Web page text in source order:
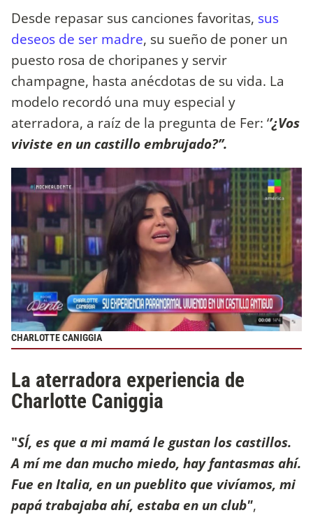
Desde repasar sus canciones favoritas, sus
deseos de ser madre, su sueño de poner un
puesto rosa de choripanes y servir
champagne, hasta anécdotas de su vida. La
modelo recordó una muy especial y
aterradora, a raíz de la pregunta de Fer: ‘’¿Vos
viviste en un castillo embrujado?’’.
CHARLOTTE CANIGGIA
La aterradora experiencia de
Charlotte Caniggia
"SÍ, es que a mi mamá le gustan los castillos.
A mí me dan mucho miedo, hay fantasmas ahí.
Fue en Italia, en un pueblito que vivíamos, mi
papá trabajaba ahí, estaba en un club",